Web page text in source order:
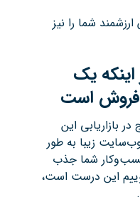
ارزشمند شما را نیز
یک
فروش است
بازاریابی این
زیبا به طور
شما جذب
این درست است،